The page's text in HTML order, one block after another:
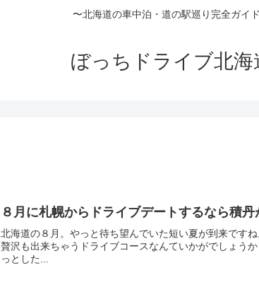
〜北海道の車中泊・道の駅巡り完全ガイ
ぼっちドライブ北海
８月に札幌からドライブデートするなら積丹
北海道の８月。やっと待ち望んでいた短い夏が到来です
贅沢も出来ちゃうドライブコースなんていかがでしょう
っとした...